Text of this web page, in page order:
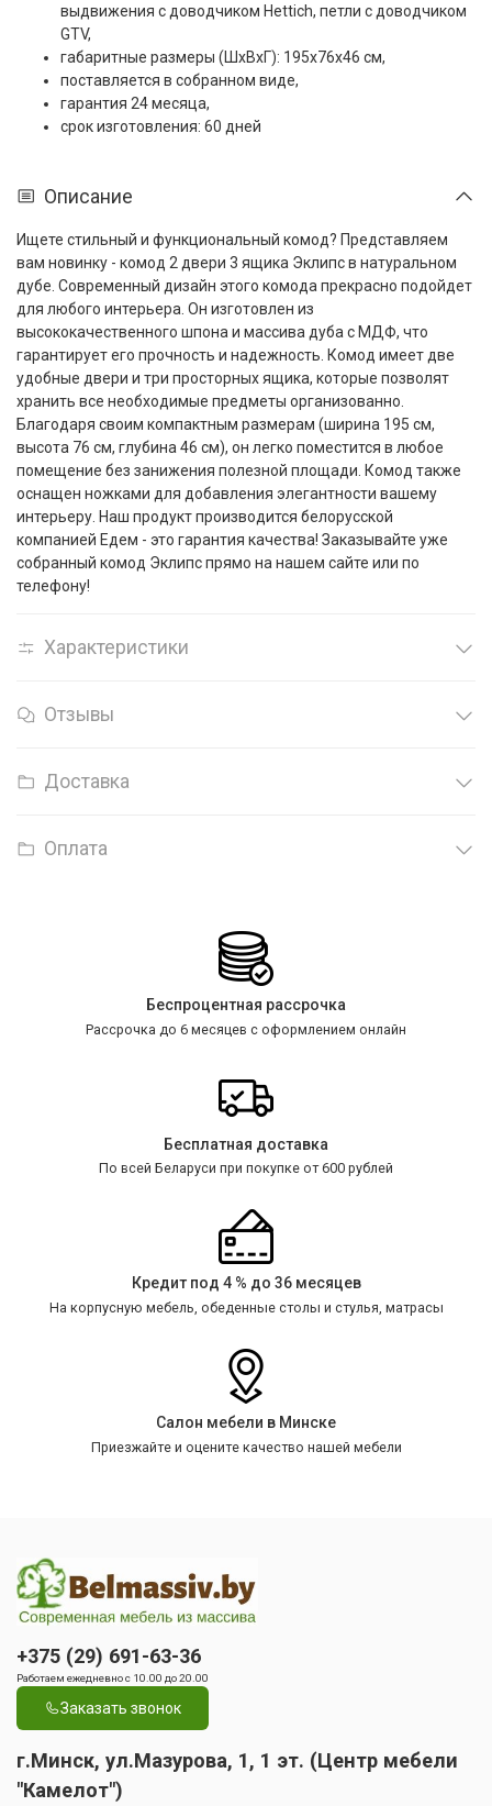
выдвижения с доводчиком Hettich, петли с доводчиком
GTV,
габаритные размеры (ШxВxГ): 195x76x46 см,
поставляется в собранном виде,
гарантия 24 месяца,
срок изготовления: 60 дней
Описание
Ищете стильный и функциональный комод? Представляем
вам новинку - комод 2 двери 3 ящика Эклипс в натуральном
дубе. Современный дизайн этого комода прекрасно подойдет
для любого интерьера. Он изготовлен из
высококачественного шпона и массива дуба с МДФ, что
гарантирует его прочность и надежность. Комод имеет две
удобные двери и три просторных ящика, которые позволят
хранить все необходимые предметы организованно.
Благодаря своим компактным размерам (ширина 195 см,
высота 76 см, глубина 46 см), он легко поместится в любое
помещение без занижения полезной площади. Комод также
оснащен ножками для добавления элегантности вашему
интерьеру. Наш продукт производится белорусской
компанией Едем - это гарантия качества! Заказывайте уже
собранный комод Эклипс прямо на нашем сайте или по
телефону!
Характеристики
Отзывы
Доставка
Оплата
Беспроцентная рассрочка
Рассрочка до 6 месяцев с оформлением онлайн
Бесплатная доставка
По всей Беларуси при покупке от 600 рублей
Кредит под 4 % до 36 месяцев
На корпусную мебель, обеденные столы и стулья, матрасы
Салон мебели в Минске
Приезжайте и оцените качество нашей мебели
+375 (29) 691-63-36
Работаем ежедневно с 10.00 до 20.00
Заказать звонок
г.Минск, ул.Мазурова, 1, 1 эт. (Центр мебели
"Камелот")